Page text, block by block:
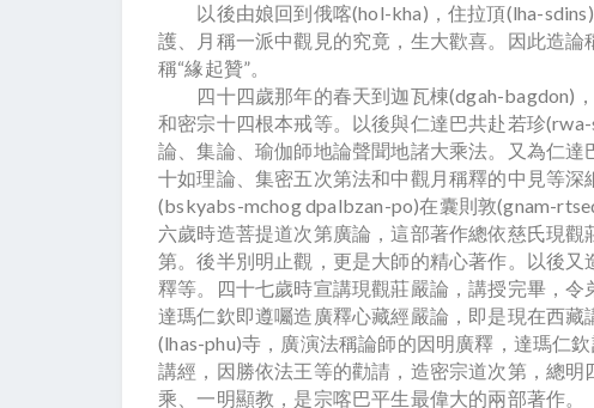
以後由娘回到俄喀(hol-kha)，住拉頂(lha-sdins)
護、月稱一派中觀見的究竟，生大歡喜。因此造
稱“緣起贊”。
四十四歲那年的春天到迦瓦棟(dgah-bagdon)
和密宗十四根本戒等。以後與仁達巴共赴若珍
論、集論、瑜伽師地論聲聞地諸大乘法。又為仁
十如理論、集密五次第法和中觀月稱釋的中見等
(bskyabs-mchog dpalbzan-po)在囊則敦(gnam-
六歲時造菩提道次第廣論，這部著作總依慈氏現
第。後半別明止觀，更是大師的精心著作。以後
釋等。四十七歲時宣講現觀莊嚴論，講授完畢，令
達瑪仁欽即遵囑造廣釋心藏經嚴論，即是現在西
(lhas-phu)寺，廣演法稱論師的因明廣釋，達瑪仁
講經，因勝依法王等的勸請，造密宗道次第，總
乘、一明顯教，是宗喀巴平生最偉大的兩部著作。